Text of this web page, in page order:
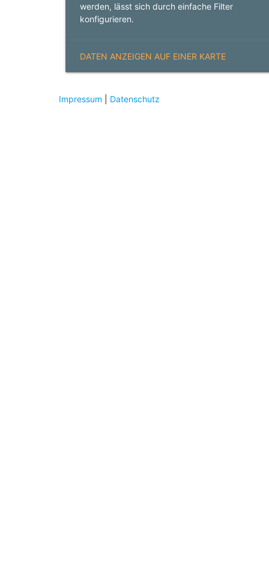
werden, lässt sich durch einfache Filter
konfigurieren.
DATEN ANZEIGEN AUF EINER KARTE
Impressum Datenschutz